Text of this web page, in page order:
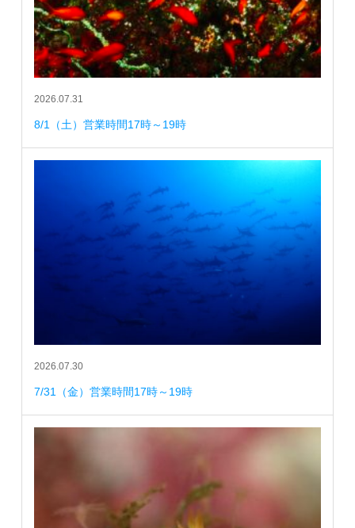
2026.07.31
8/1（土）営業時間17時～19時
2026.07.30
7/31（金）営業時間17時～19時